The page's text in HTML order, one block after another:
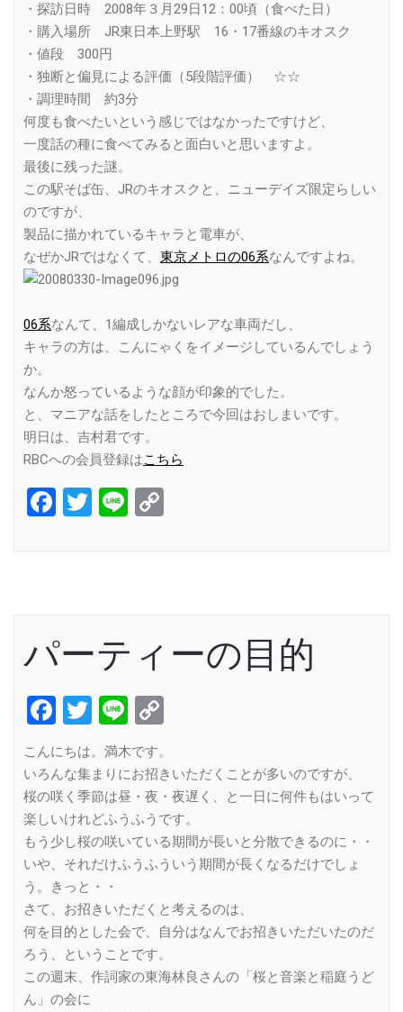
・探訪日時 2008年３月29日12：00頃（食べた日）
・購入場所 JR東日本上野駅 16・17番線のキオスク
・値段 300円
・独断と偏見による評価（5段階評価） ☆☆
・調理時間 約3分
何度も食べたいという感じではなかったですけど、
一度話の種に食べてみると面白いと思いますよ。
最後に残った謎。
この駅そば缶、JRのキオスクと、ニューデイズ限定らしい
のですが、
製品に描かれているキャラと電車が、
なぜかJRではなくて、 東京メトロの06系なんですよね。
06系なんて、1編成しかないレアな車両だし、
キャラの方は、こんにゃくをイメージしているんでしょう
か。
なんか怒っているような顔が印象的でした。
と、マニアな話をしたところで今回はおしまいです。
明日は、吉村君です。
RBCへの会員登録はこちら
Facebook
Twitter
Line
パーティーの目的
Facebook
Twitter
Line
こんにちは。満木です。
いろんな集まりにお招きいただくことが多いのですが、
桜の咲く季節は昼・夜・夜遅く、と一日に何件もはいって
楽しいけれどふうふうです。
もう少し桜の咲いている期間が長いと分散できるのに・・
いや、それだけふうふういう期間が長くなるだけでしょ
う。きっと・・
さて、お招きいただくと考えるのは、
何を目的とした会で、自分はなんでお招きいただいたのだ
ろう、ということです。
この週末、作詞家の東海林良さんの「桜と音楽と稲庭うど
ん」の会に